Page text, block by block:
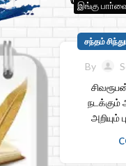
இங்கு
சந்தம்
By
அறியும்